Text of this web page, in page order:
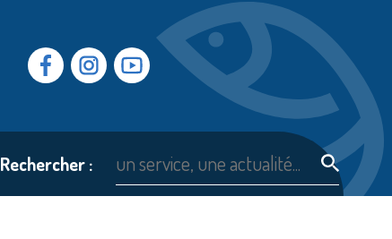
Facebook Instragram Youtube
Rechercher :